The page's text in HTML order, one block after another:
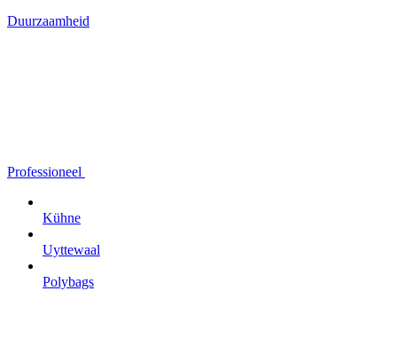
Duurzaamheid
Professioneel
Kühne
Uyttewaal
Polybags